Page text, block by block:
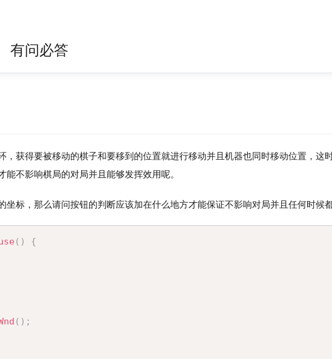
有问必答
，获得要被移动的棋子和要移到的位置就进行移动并且机器也同时移动位置，这
不影响棋局的对局并且能够发挥效用呢。
坐标，那么请问按钮的判断应该加在什么地方才能保证不影响对局并且任何时候
( )
{
( ) ;